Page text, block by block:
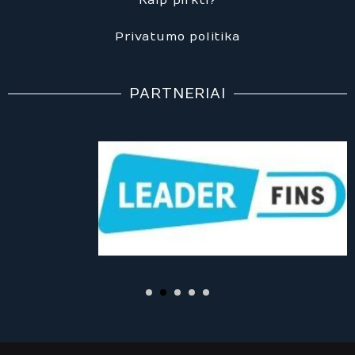
m
Privatumo politika
PARTNERIAI